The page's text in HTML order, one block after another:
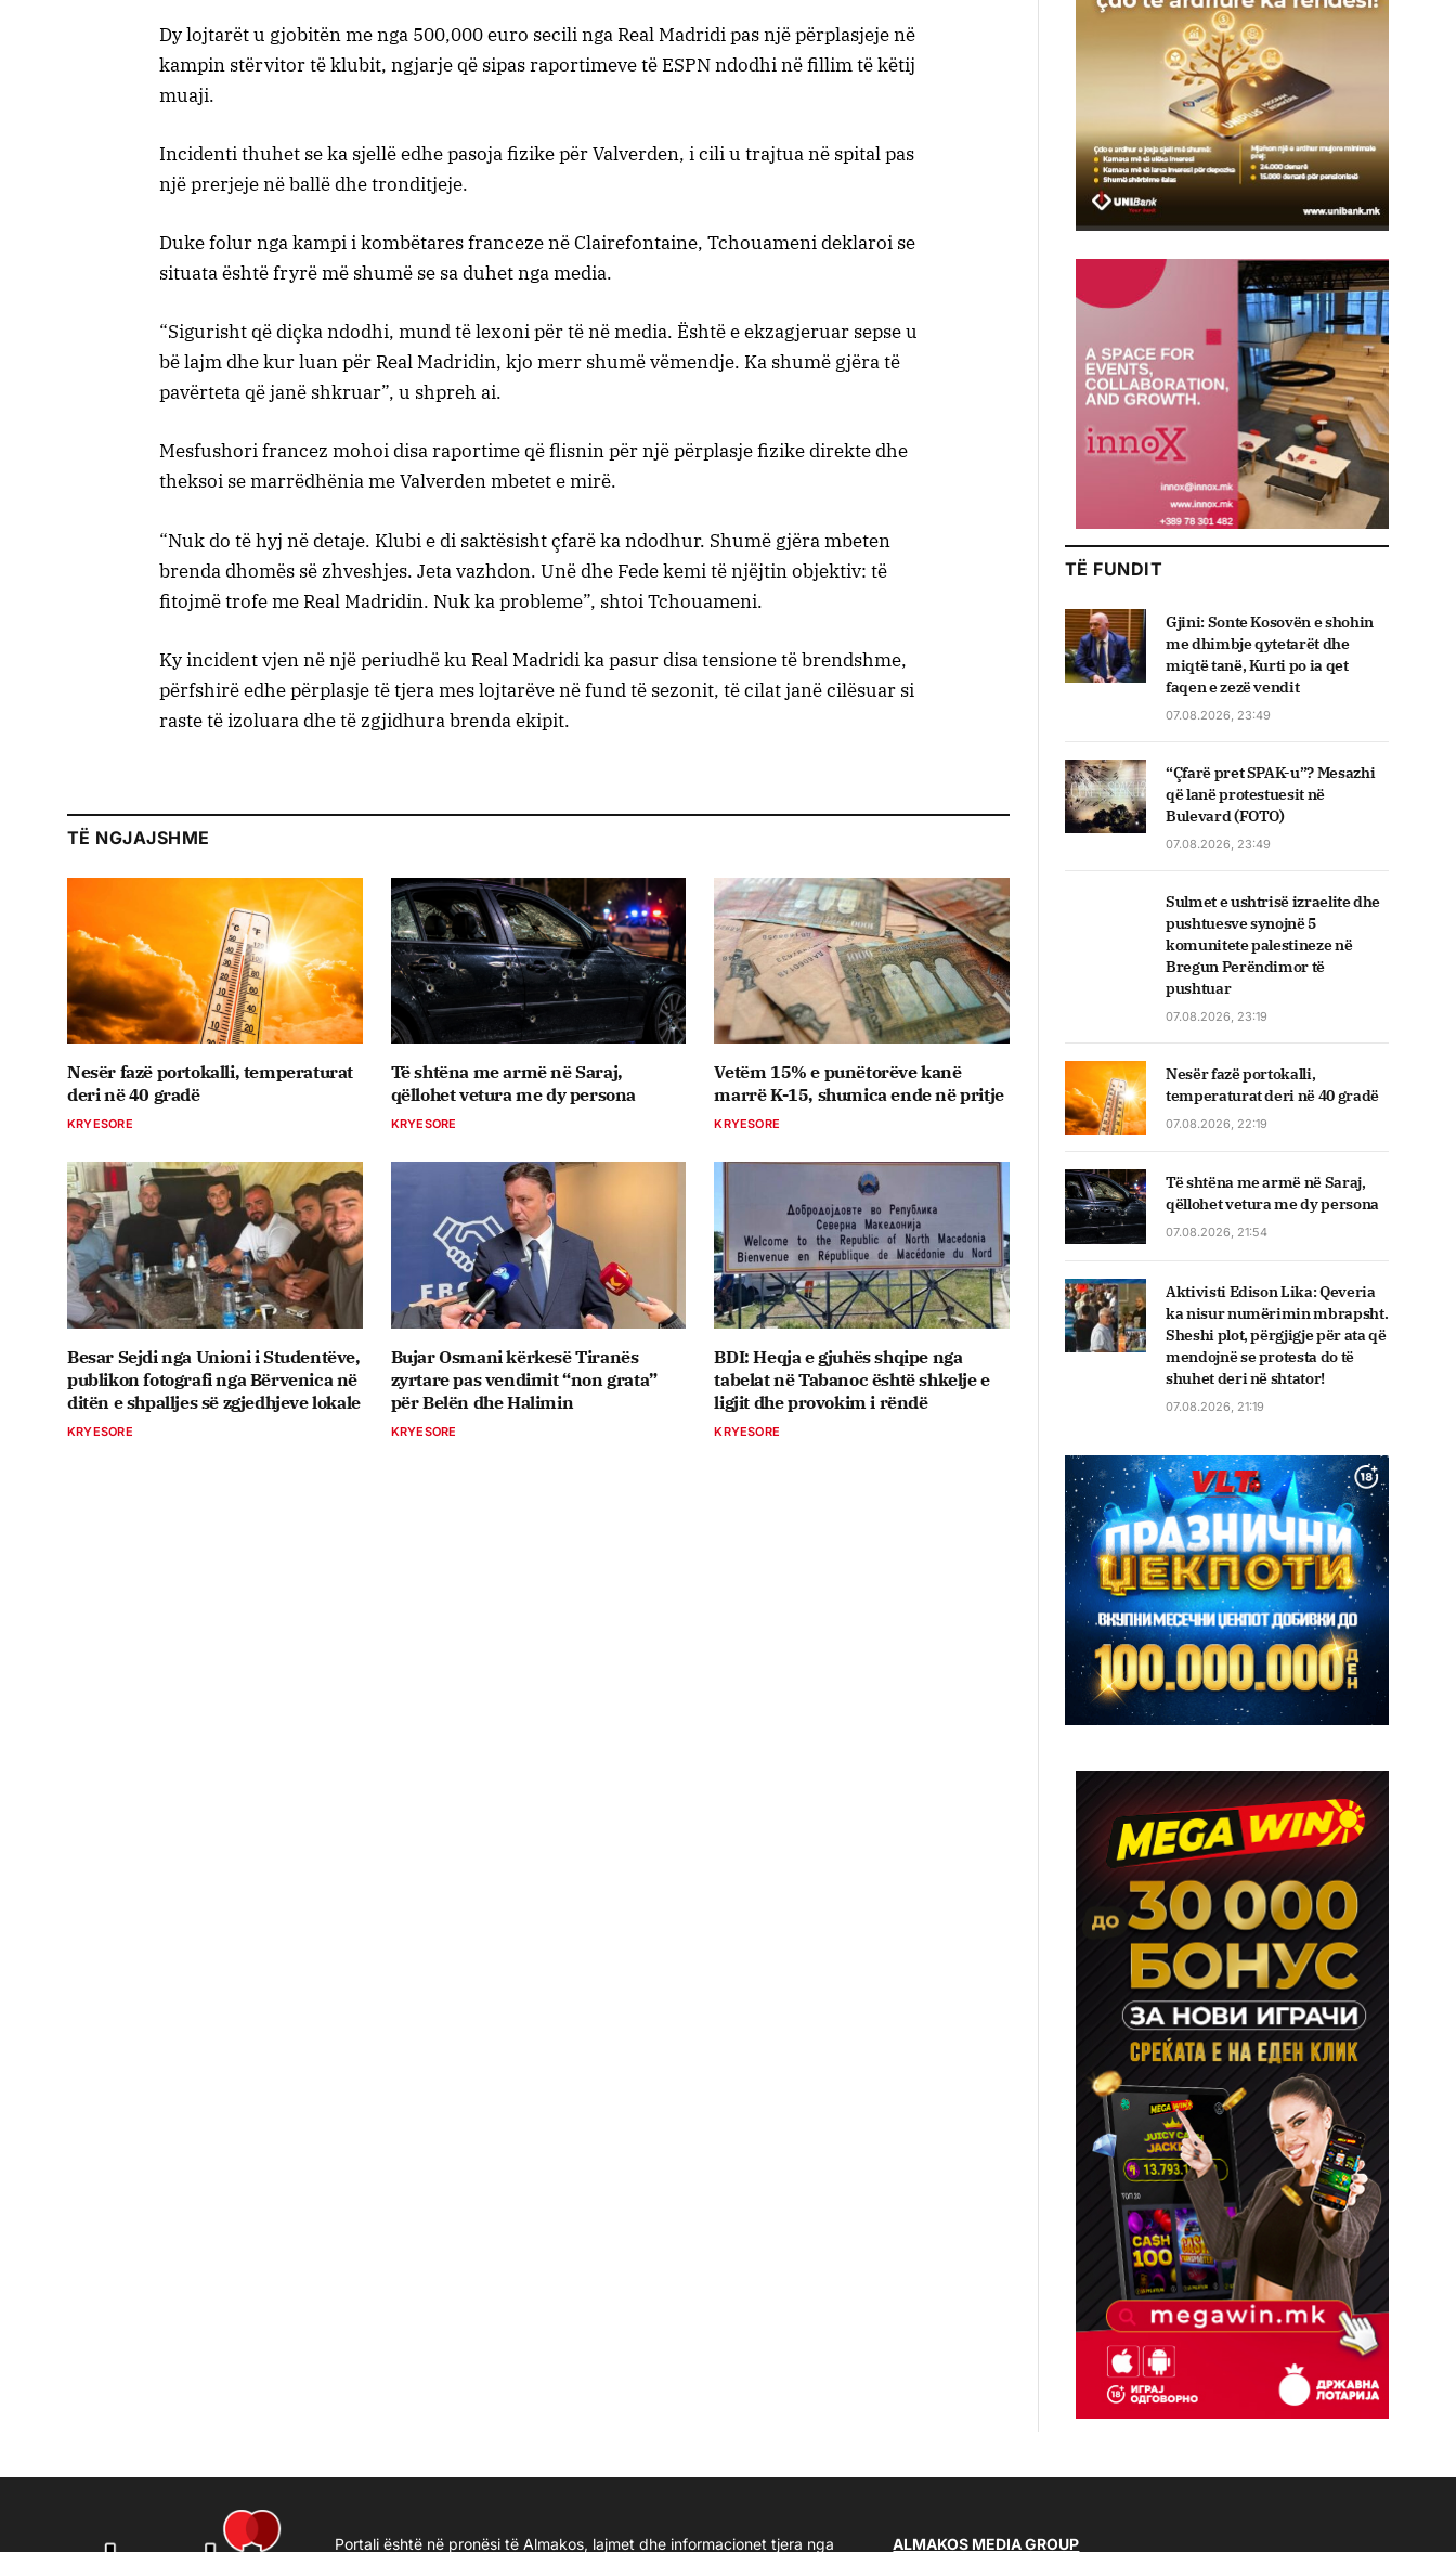
Dy lojtarët u gjobitën me nga 500,000 euro secili nga Real Madridi pas një përplasjeje në
kampin stërvitor të klubit, ngjarje që sipas raportimeve të ESPN ndodhi në fillim të këtij
muaji.
Incidenti thuhet se ka sjellë edhe pasoja fizike për Valverden, i cili u trajtua në spital pas
një prerjeje në ballë dhe tronditjeje.
Duke folur nga kampi i kombëtares franceze në Clairefontaine, Tchouameni deklaroi se
situata është fryrë më shumë se sa duhet nga media.
“Sigurisht që diçka ndodhi, mund të lexoni për të në media. Është e ekzagjeruar sepse u
bë lajm dhe kur luan për Real Madridin, kjo merr shumë vëmendje. Ka shumë gjëra të
pavërteta që janë shkruar”, u shpreh ai.
Mesfushori francez mohoi disa raportime që flisnin për një përplasje fizike direkte dhe
theksoi se marrëdhënia me Valverden mbetet e mirë.
“Nuk do të hyj në detaje. Klubi e di saktësisht çfarë ka ndodhur. Shumë gjëra mbeten
brenda dhomës së zhveshjes. Jeta vazhdon. Unë dhe Fede kemi të njëjtin objektiv: të
fitojmë trofe me Real Madridin. Nuk ka probleme”, shtoi Tchouameni.
Ky incident vjen në një periudhë ku Real Madridi ka pasur disa tensione të brendshme,
përfshirë edhe përplasje të tjera mes lojtarëve në fund të sezonit, të cilat janë cilësuar si
raste të izoluara dhe të zgjidhura brenda ekipit.
TË NGJAJSHME
Nesër fazë portokalli, temperaturat
deri në 40 gradë
KRYESORE
Të shtëna me armë në Saraj,
qëllohet vetura me dy persona
KRYESORE
Vetëm 15% e punëtorëve kanë
marrë K-15, shumica ende në pritje
KRYESORE
Besar Sejdi nga Unioni i Studentëve,
publikon fotografi nga Bërvenica në
ditën e shpalljes së zgjedhjeve lokale
KRYESORE
Bujar Osmani kërkesë Tiranës
zyrtare pas vendimit “non grata”
për Belën dhe Halimin
KRYESORE
BDI: Heqja e gjuhës shqipe nga
tabelat në Tabanoc është shkelje e
ligjit dhe provokim i rëndë
KRYESORE
TË FUNDIT
Gjini: Sonte Kosovën e shohin
me dhimbje qytetarët dhe
miqtë tanë, Kurti po ia qet
faqen e zezë vendit
07.08.2026, 23:49
“Çfarë pret SPAK-u”? Mesazhi
që lanë protestuesit në
Bulevard (FOTO)
07.08.2026, 23:49
Sulmet e ushtrisë izraelite dhe
pushtuesve synojnë 5
komunitete palestineze në
Bregun Perëndimor të
pushtuar
07.08.2026, 23:19
Nesër fazë portokalli,
temperaturat deri në 40 gradë
07.08.2026, 22:19
Të shtëna me armë në Saraj,
qëllohet vetura me dy persona
07.08.2026, 21:54
Aktivisti Edison Lika: Qeveria
ka nisur numërimin mbrapsht.
Sheshi plot, përgjigje për ata që
mendojnë se protesta do të
shuhet deri në shtator!
07.08.2026, 21:19
Portali është në pronësi të Almakos, lajmet dhe informacionet tjera nga ALMAKOS MEDIA GROUP